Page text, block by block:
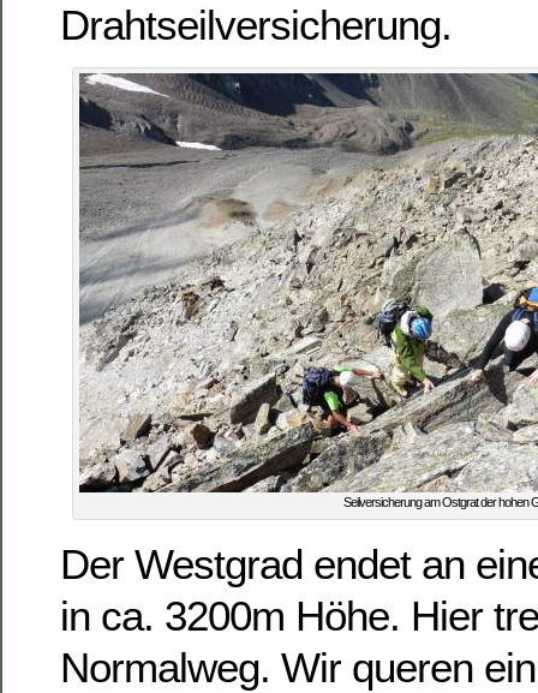
Drahtseilversicherung.
Seilversicherung am Ostgrat der hohen
Der Westgrad endet an
in ca. 3200m Höhe. Hier
Normalweg. Wir queren